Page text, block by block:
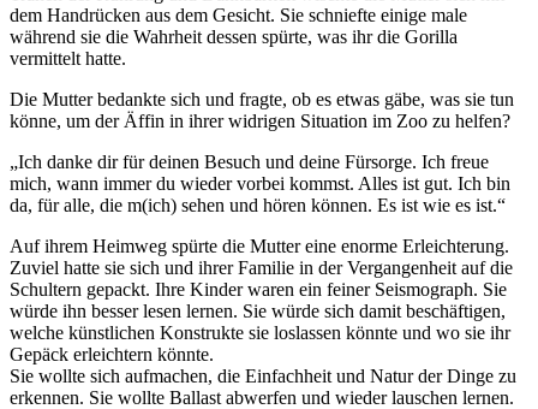
dem Handrücken aus dem Gesicht. Sie schniefte einige male
während sie die Wahrheit dessen spürte, was ihr die Gorilla
vermittelt hatte.
Die Mutter bedankte sich und fragte, ob es etwas gäbe, was sie tun
könne, um der Äffin in ihrer widrigen Situation im Zoo zu helfen?
„Ich danke dir für deinen Besuch und deine Fürsorge. Ich freue
mich, wann immer du wieder vorbei kommst. Alles ist gut. Ich bin
da, für alle, die m(ich) sehen und hören können. Es ist wie es ist.“
Auf ihrem Heimweg spürte die Mutter eine enorme Erleichterung.
Zuviel hatte sie sich und ihrer Familie in der Vergangenheit auf die
Schultern gepackt. Ihre Kinder waren ein feiner Seismograph. Sie
würde ihn besser lesen lernen. Sie würde sich damit beschäftigen,
welche künstlichen Konstrukte sie loslassen könnte und wo sie ihr
Gepäck erleichtern könnte.
Sie wollte sich aufmachen, die Einfachheit und Natur der Dinge zu
erkennen. Sie wollte Ballast abwerfen und wieder lauschen lernen.